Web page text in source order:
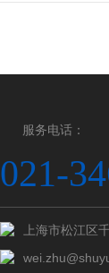
服务电话：
021-
上海市松江区